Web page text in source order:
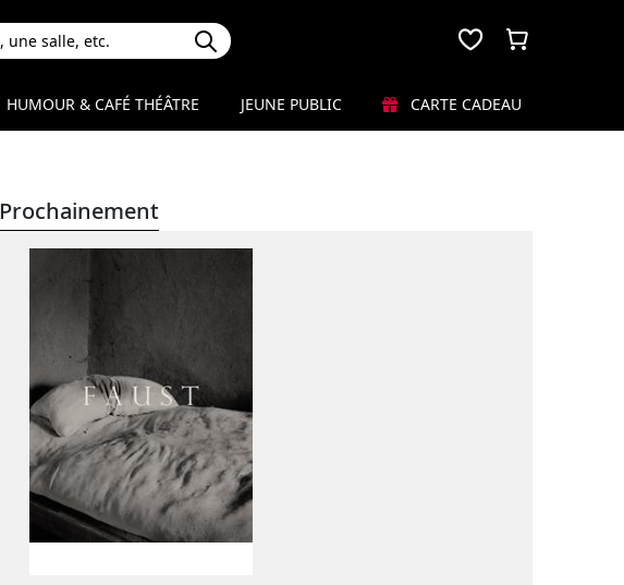
HUMOUR & CAFÉ THÉÂTRE JEUNE PUBLIC CARTE CADEAU
Prochainement